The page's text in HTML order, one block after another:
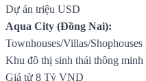
Dự án triệu USD
Aqua City (Đồng Nai):
Townhouses/Villas/
Khu đô thị sinh thái thông
Giá từ 8 Tỷ VND